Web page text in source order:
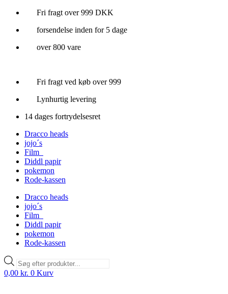
Videre
indhold
Fri fragt over 999 DKK
forsendelse inden for 5 dage
over 800 vare
Fri fragt ved køb over 999
Lynhurtig levering
14 dages fortrydelsesret
Dracco heads
jojo´s
Film
Diddl papir
pokemon
Rode-kassen
Dracco heads
jojo´s
Film
Diddl papir
pokemon
Rode-kassen
Products
search
0,00 kr. 0 Kurv